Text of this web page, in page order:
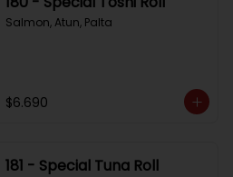
Salmon, Atun, Palta
$6.690
181 - Special Tuna Roll